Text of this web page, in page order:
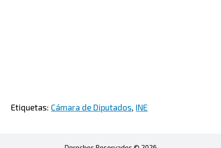
Etiquetas: Cámara de Diputados INE